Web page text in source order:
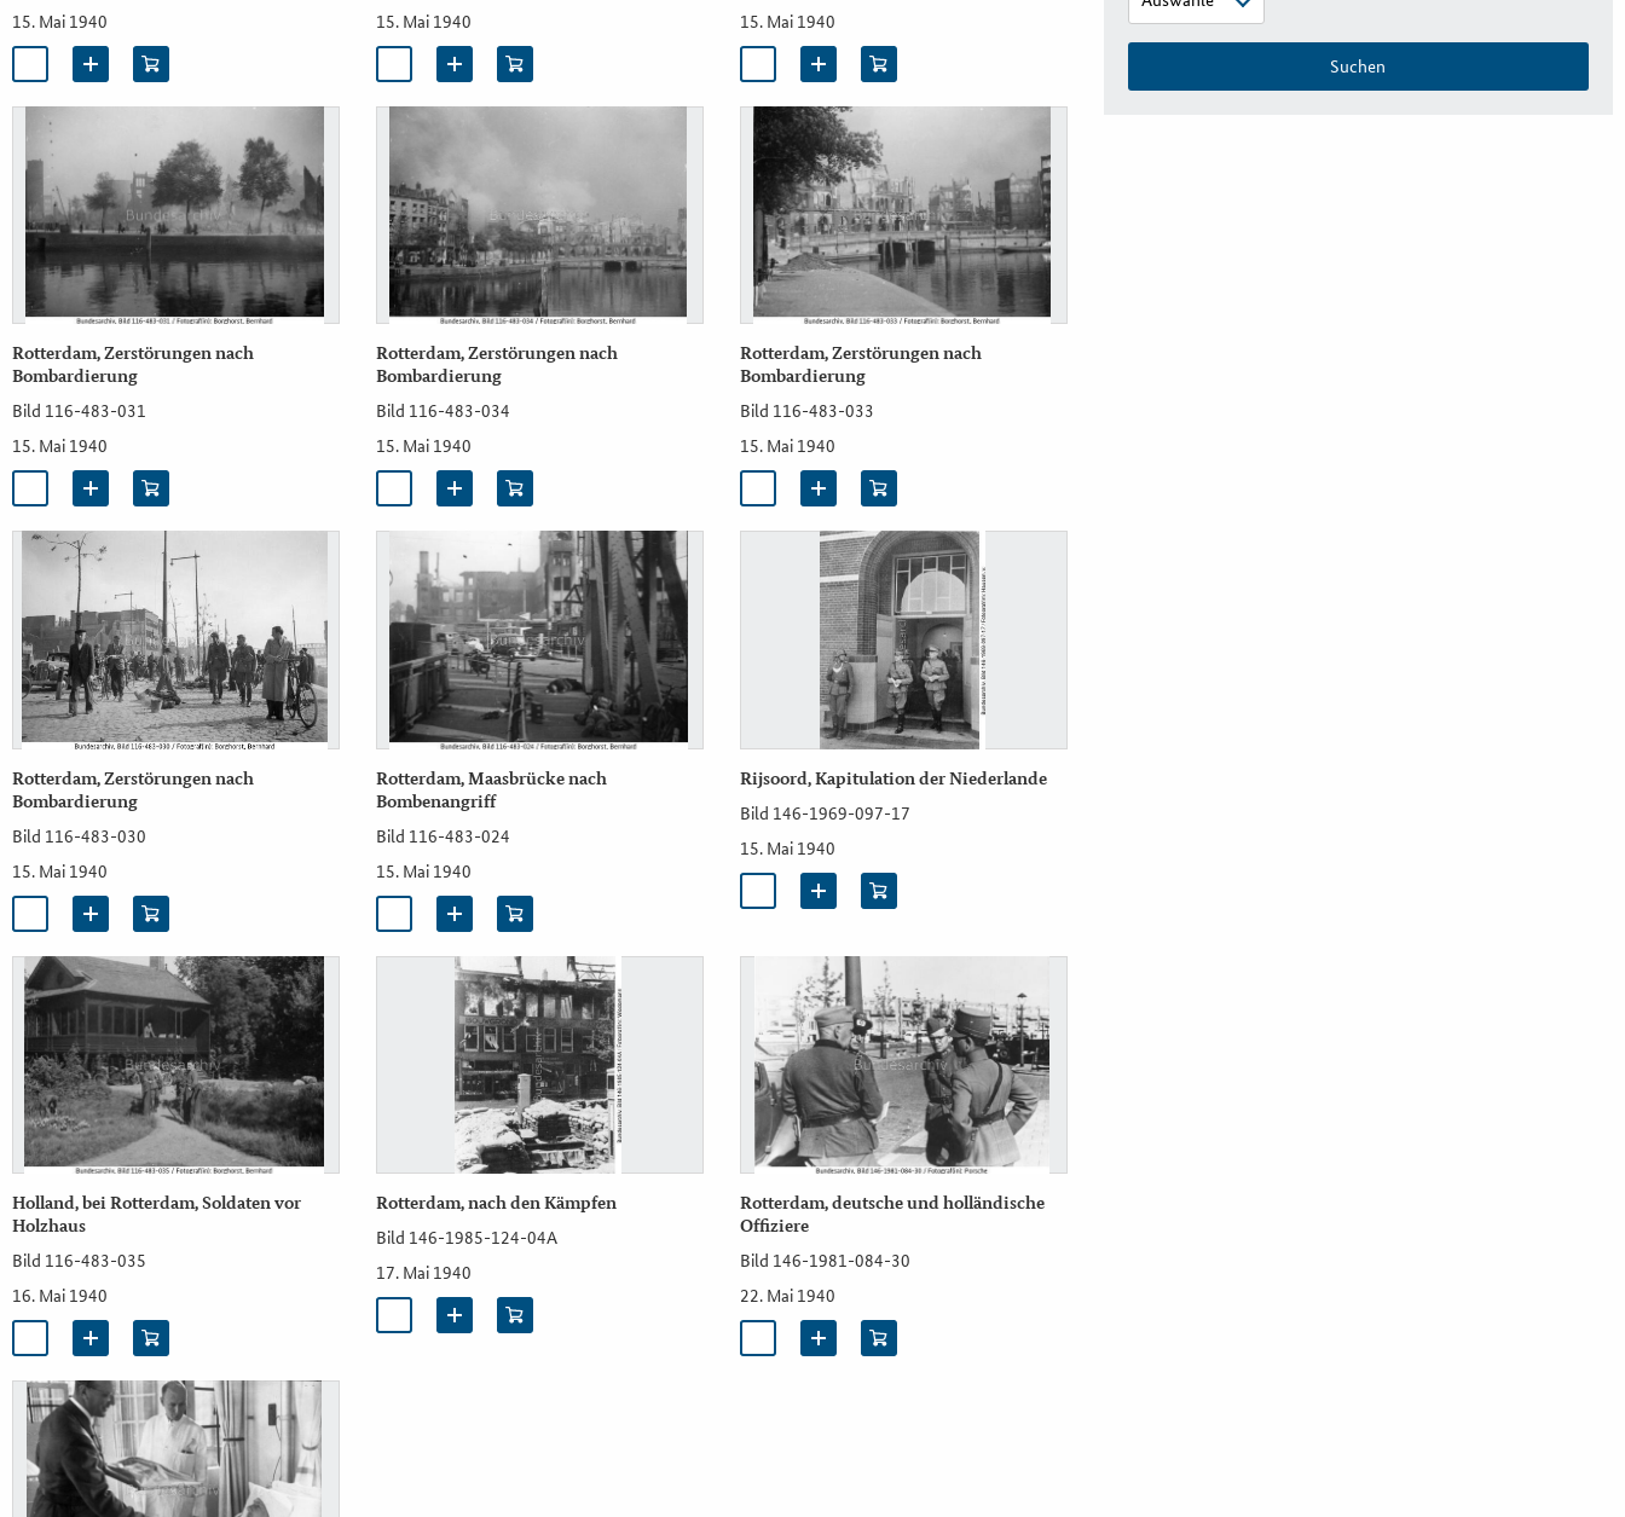
15. Mai 1940
15. Mai 1940
15. Mai 1940
Rotterdam, Zerstörungen nach
Bombardierung
Bild 116-483-031
15. Mai 1940
Rotterdam, Zerstörungen nach
Bombardierung
Bild 116-483-034
15. Mai 1940
Rotterdam, Zerstörungen nach
Bombardierung
Bild 116-483-033
15. Mai 1940
Rotterdam, Zerstörungen nach
Bombardierung
Bild 116-483-030
15. Mai 1940
Rotterdam, Maasbrücke nach
Bombenangriff
Bild 116-483-024
15. Mai 1940
Rijsoord, Kapitulation der Niederlande
Bild 146-1969-097-17
15. Mai 1940
Holland, bei Rotterdam, Soldaten vor
Holzhaus
Bild 116-483-035
16. Mai 1940
Rotterdam, nach den Kämpfen
Bild 146-1985-124-04A
17. Mai 1940
Rotterdam, deutsche und holländische
Offiziere
Bild 146-1981-084-30
22. Mai 1940
Suchen